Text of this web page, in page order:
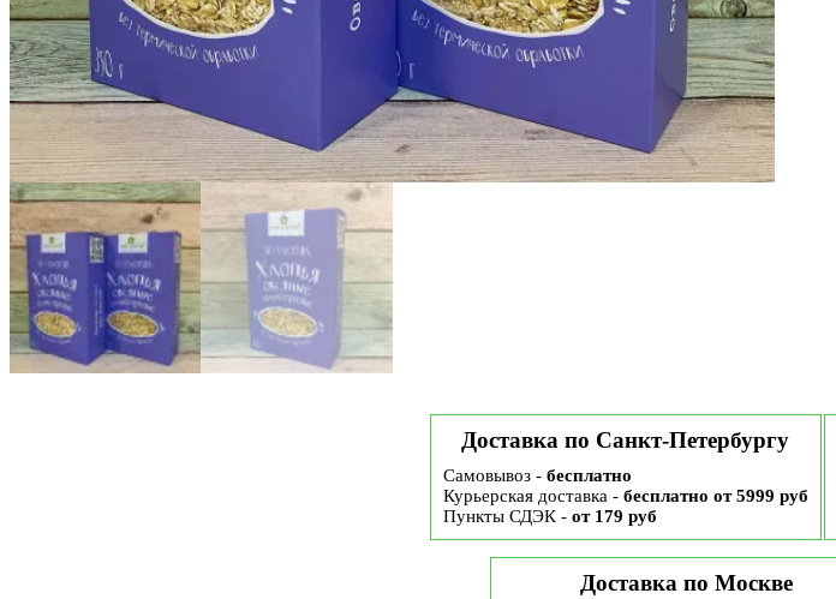
Доставка по Санкт-Петербургу
Самовывоз - бесплатно
Курьерская доставка - бесплатно от 5999 руб
Пункты СДЭК - от 179 руб
Доставка по Москве